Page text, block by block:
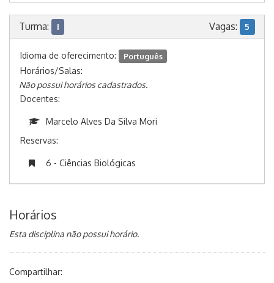
Turma: I Vagas: 5
Idioma de oferecimento: Português
Horários/Salas:
Não possui horários cadastrados.
Docentes:
Marcelo Alves Da Silva Mori
Reservas:
6 - Ciências Biológicas
Horários
Esta disciplina não possui horário.
Compartilhar: